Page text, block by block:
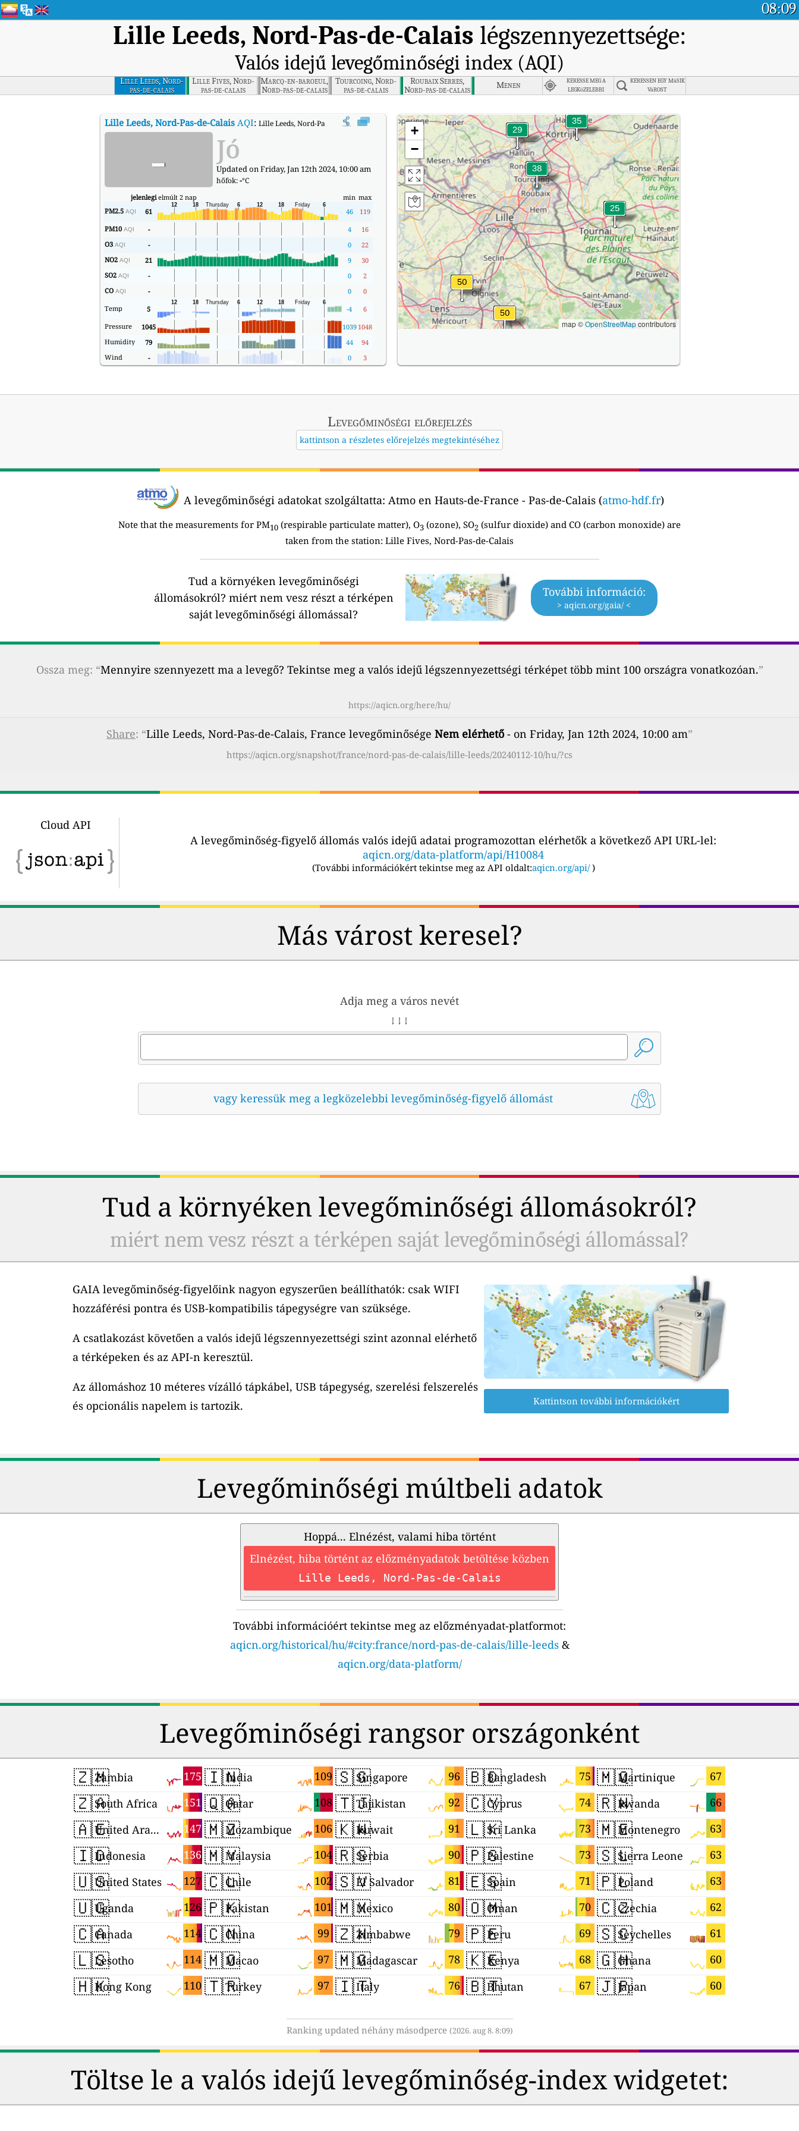
08:09
Lille Leeds, Nord-Pas-de-Calais légszennyezettsége:
Valós idejű levegőminőségi index (AQI)
Lille Leeds, Nord-
pas-de-calais
Lille Fives, Nord-
pas-de-calais
Marcq-en-baroeul,
Nord-pas-de-calais
Tourcoing, Nord-
pas-de-calais
Roubaix Serres,
Nord-pas-de-calais
Menen
KERESSE MEG A
LEGKöZELEBBI
KERESSEN EGY MáSIK
VáROST
Lille Leeds, Nord-Pas-de-CalaisAQI: Lille Leeds, Nord-Pas-de-Calais valós idejű levegőminőségi indexe (AQI).
- Jó
Updated on Friday, Jan 12th 2024, 10:00 am
hőfok:-°C
jelenlegielmúlt 2 nap min max
PM2.5 AQI 61 46
119
PM10 AQI - 4
16
O3 AQI - 0
22
NO2 AQI 21 9
30
SO2 AQI - 0
2
CO AQI - 0
0
Temp
5 -4
6
Pressure
1045 1039 1048
Humidity
79 44
94
Wind
- 0 3
+
−
map ©OpenStreetMapcontributors
Levegőminőségi előrejelzés
kattintson a részletes előrejelzés megtekintéséhez
A levegőminőségi adatokat szolgáltatta: Atmo en Hauts-de-France - Pas-de-Calais (atmo-hdf.fr)
Note that the measurements for PM10 (respirable particulate matter), O3 (ozone), SO2 (sulfur dioxide) and CO (carbon monoxide) are
taken from the station: Lille Fives, Nord-Pas-de-Calais
Tud a környéken levegőminőségi
állomásokról? miért nem vesz részt a térképen
saját levegőminőségi állomással?
További információ:
> aqicn.org/gaia/ <
Ossza meg: “Mennyire szennyezett ma a levegő? Tekintse meg a valós idejű légszennyezettségi térképet több mint 100 országra vonatkozóan.”
https://aqicn.org/here/hu/
Share: “Lille Leeds, Nord-Pas-de-Calais, France levegőminősége Nem elérhető- on Friday, Jan 12th 2024, 10:00 am”
https://aqicn.org/snapshot/france/nord-pas-de-calais/lille-leeds/20240112-10/hu/?cs
Cloud API
A levegőminőség-figyelő állomás valós idejű adatai programozottan elérhetők a következő API URL-lel:
aqicn.org/data-platform/api/H10084
(További információkért tekintse meg az API oldalt:aqicn.org/api/ )
Más várost keresel?
Adja meg a város nevét
↓ ↓ ↓
vagy keressük meg a legközelebbi levegőminőség-figyelő állomást
Tud a környéken levegőminőségi állomásokról?
miért nem vesz részt a térképen saját levegőminőségi állomással?
GAIA levegőminőség-figyelőink nagyon egyszerűen beállíthatók: csak WIFI
hozzáférési pontra és USB-kompatibilis tápegységre van szüksége.
A csatlakozást követően a valós idejű légszennyezettségi szint azonnal elérhető
a térképeken és az API-n keresztül.
Az állomáshoz 10 méteres vízálló tápkábel, USB tápegység, szerelési felszerelés
és opcionális napelem is tartozik.
Kattintson további információkért
Levegőminőségi múltbeli adatok
Hoppá... Elnézést, valami hiba történt
Elnézést, hiba történt az előzményadatok betöltése közben
Lille Leeds, Nord-Pas-de-Calais
További információért tekintse meg az előzményadat-platformot:
aqicn.org/historical/hu/#city:france/nord-pas-de-calais/lille-leeds&
aqicn.org/data-platform/
Levegőminőségi rangsor országonként
🇿🇲 175
Zambia
🇿🇦 151
South Africa
🇦🇪 147
United Arab Emirates
🇮🇩 136
Indonesia
🇺🇸 127
United States
🇺🇬 126
Uganda
🇨🇦 114
Canada
🇱🇸 114
Lesotho
🇭🇰 110
Hong Kong
🇮🇳 109
India
🇶🇦 108
Qatar
🇲🇿 106
Mozambique
🇲🇾 104
Malaysia
🇨🇱 102
Chile
🇵🇰 101
Pakistan
🇨🇳 99
China
🇲🇴 97
Macao
🇹🇷 97
Turkey
🇸🇬 96
Singapore
🇹🇯 92
Tajikistan
🇰🇼 91
Kuwait
🇷🇸 90
Serbia
🇸🇻 81
El Salvador
🇲🇽 80
Mexico
🇿🇼 79
Zimbabwe
🇲🇬 78
Madagascar
🇮🇹 76
Italy
🇧🇩 75
Bangladesh
🇨🇾 74
Cyprus
🇱🇰 73
Sri Lanka
🇵🇸 73
Palestine
🇪🇸 71
Spain
🇴🇲 70
Oman
🇵🇪 69
Peru
🇰🇪 68
Kenya
🇧🇹 67
Bhutan
🇲🇶 67
Martinique
🇷🇼 66
Rwanda
🇲🇪 63
Montenegro
🇸🇱 63
Sierra Leone
🇵🇱 63
Poland
🇨🇿 62
Czechia
🇸🇨 61
Seychelles
🇬🇭 60
Ghana
🇯🇵 60
Japan
Ranking updated néhány másodperce (2026. aug 8. 8:09)
Töltse le a valós idejű levegőminőség-index widgetet: